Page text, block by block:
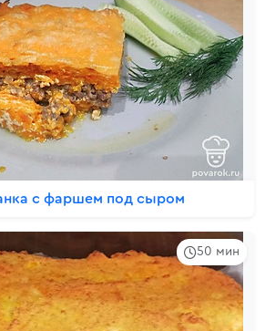
с фаршем под сыром
50 мин